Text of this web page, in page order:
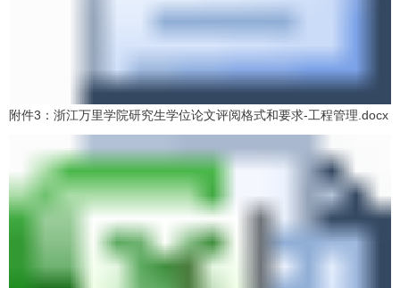
附件3：浙江万里学院研究生学位论文评阅格式和要求-工程管理.docx